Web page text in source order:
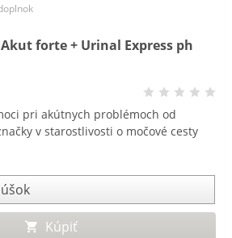
forte + Urinal Express ph
pri akútnych problémoch od
v starostlivosti o močové cesty
Kúpiť